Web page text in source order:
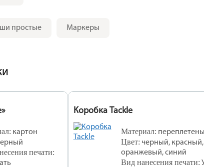
простые Маркеры
картон
печати:
Коробка Tackle
Материал:
Цвет: черный, красный,
оранжевый, синий
Вид нанесения печати: